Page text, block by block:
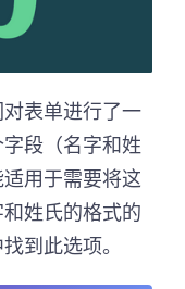
对表单进行了一
段（名字和姓
用于需要将这
姓氏的格式的
到此选项。